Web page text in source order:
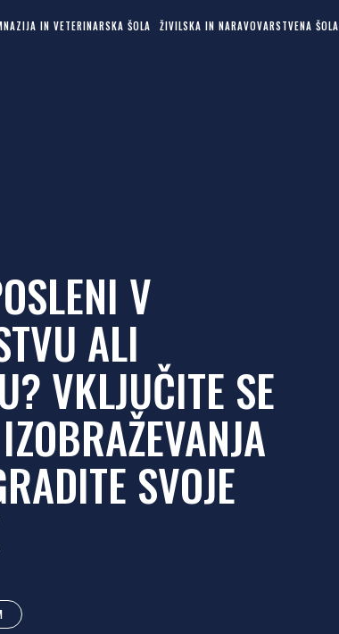
IN VETERINARSKA ŠOLA ŽIVILSKA IN NARAVOVARSTVENA ŠOLA
V
ALI
VKLJUČITE SE
SVOJE